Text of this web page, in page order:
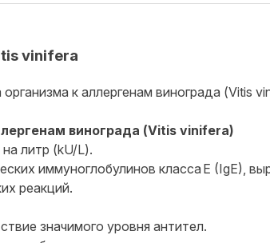
vinifera
к аллергенам винограда (Vitis
винограда (Vitis vinifera)
литр (kU/L).
иммуноглобулинов класса E (IgE),
реакций.
значимого уровня антител.